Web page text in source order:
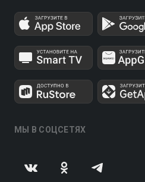
МЫ В СОЦСЕТЯХ